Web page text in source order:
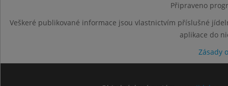
Připraveno
Veškeré publikované informace jsou vlastnictvím příslušné
aplikace do
Zásady